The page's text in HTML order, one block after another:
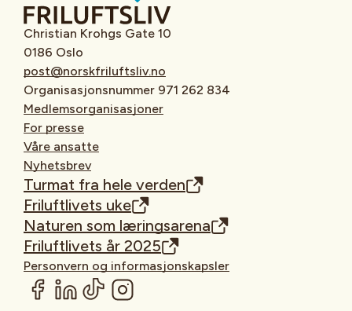
Christian Krohgs Gate 10
0186 Oslo
post@norskfriluftsliv.no
Organisasjonsnummer 971 262 834
Medlemsorganisasjoner
For presse
Våre ansatte
Nyhetsbrev
Turmat fra hele verden
Friluftlivets uke
Naturen som læringsarena
Friluftlivets år 2025
Personvern og informasjonskapsler